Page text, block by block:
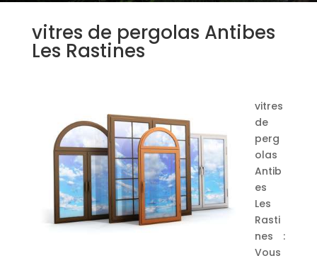
vitres de pergolas Antibes
Les Rastines
vitres
de
perg
olas
Antib
es
Les
Rasti
nes :
Vous